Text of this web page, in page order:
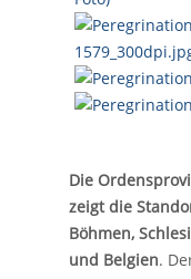
Die
zeigt die
Böhmen,
und Belgien.